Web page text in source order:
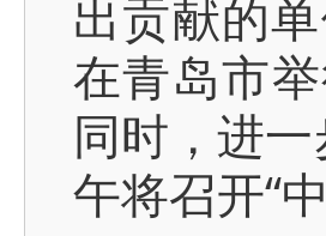
出贡献的
在青岛市
同时，进
午将召开“